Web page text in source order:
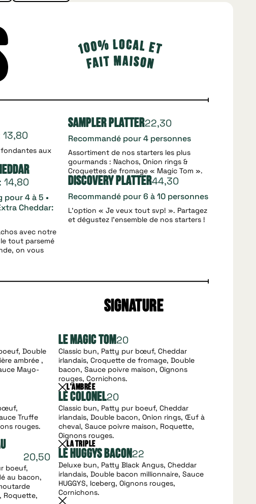
13,80
aux
14,80
pour 4 à 5 •
Cheddar:
avec notre
tout parsemé
on vous
Sampler Platter22,30
Recommandé pour 4 personnes
Assortiment de nos starters les plus
gourmands : Nachos, Onion rings &
Croquettes de fromage « Magic Tom ».
Discovery Platter44,30
Recommandé pour 6 à 10 personnes
L’option « Je veux tout svp! ». Partagez
et dégustez l’ensemble de nos starters !
Double
ambrée ,
Mayo-
Truffe
rouges.
20,50
boeuf,
au bacon,
Roquette,
signature
Le Magic Tom20
Classic bun, Patty pur bœuf, Cheddar
irlandais, Croquette de fromage, Double
bacon, Sauce poivre maison, Oignons
rouges, Cornichons.
L'Ambrée
Le Colonel20
Classic bun, Patty pur boeuf, Cheddar
irlandais, Double bacon, Onion rings, Œuf à
cheval, Sauce poivre maison, Roquette,
Oignons rouges.
La Triple
Le HUGGYS Bacon22
Deluxe bun, Patty Black Angus, Cheddar
irlandais, Double bacon millionnaire, Sauce
HUGGYS, Iceberg, Oignons rouges,
Cornichons.